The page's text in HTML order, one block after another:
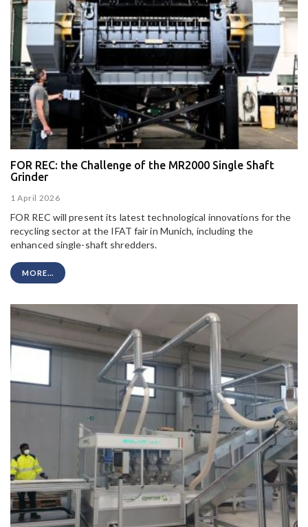
FOR REC: the Challenge of the MR2000 Single Shaft
Grinder
1 April 2026
FOR REC will present its latest technological innovations for the
recycling sector at the IFAT fair in Munich, including the
enhanced single-shaft shredders.
MORE...